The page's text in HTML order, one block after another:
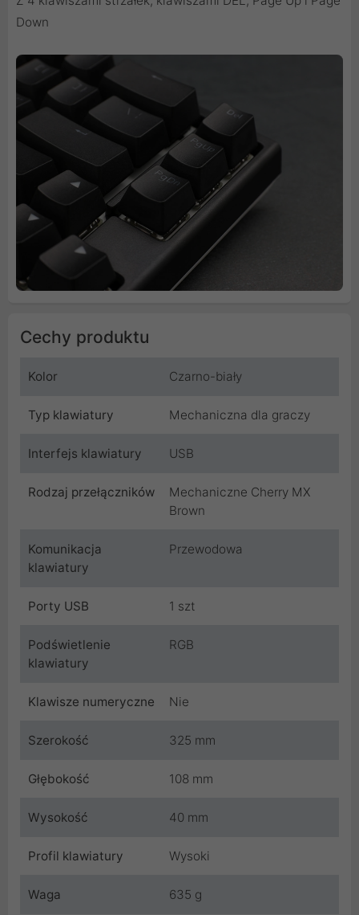
Down
Cechy produktu
Kolor Czarno-biały
Typ klawiatury Mechaniczna dla graczy
Interfejs klawiatury USB
Rodzaj przełączników
Mechaniczne Cherry MX
Brown
Komunikacja
klawiatury
Przewodowa
Porty USB 1 szt
Podświetlenie
klawiatury
RGB
Klawisze numeryczne Nie
Szerokość 325 mm
Głębokość 108 mm
Wysokość 40 mm
Profil klawiatury Wysoki
Waga 635 g